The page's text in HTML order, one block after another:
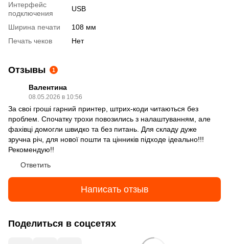
Интерфейс
подключения
USB
Ширина печати
108 мм
Печать чеков
Нет
Отзывы 1
Валентина
08.05.2026 в 10:56
За своі гроші гарний принтер, штрих-коди читаються без
проблем. Спочатку трохи повозились з налаштуванням, але
фахівці домогли швидко та без питань. Для складу дуже
зручна річ, для нової пошти та цінників підходе ідеально!!!
Рекомендую!!
Ответить
Написать отзыв
Поделиться в соцсетях